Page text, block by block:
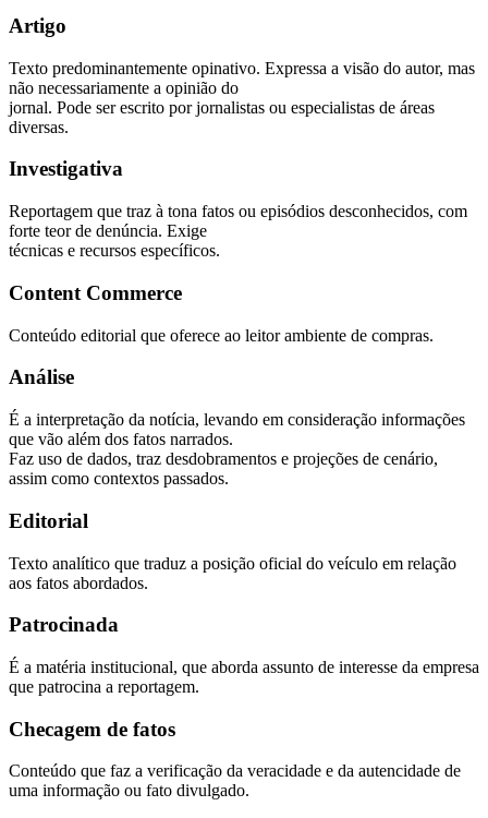
Artigo
Texto predominantemente opinativo. Expressa a visão do autor, mas
não necessariamente a opinião do
jornal. Pode ser escrito por jornalistas ou especialistas de áreas
diversas.
Investigativa
Reportagem que traz à tona fatos ou episódios desconhecidos, com
forte teor de denúncia. Exige
técnicas e recursos específicos.
Content Commerce
Conteúdo editorial que oferece ao leitor ambiente de compras.
Análise
É a interpretação da notícia, levando em consideração informações
que vão além dos fatos narrados.
Faz uso de dados, traz desdobramentos e projeções de cenário,
assim como contextos passados.
Editorial
Texto analítico que traduz a posição oficial do veículo em relação
aos fatos abordados.
Patrocinada
É a matéria institucional, que aborda assunto de interesse da empresa
que patrocina a reportagem.
Checagem de fatos
Conteúdo que faz a verificação da veracidade e da autencidade de
uma informação ou fato divulgado.